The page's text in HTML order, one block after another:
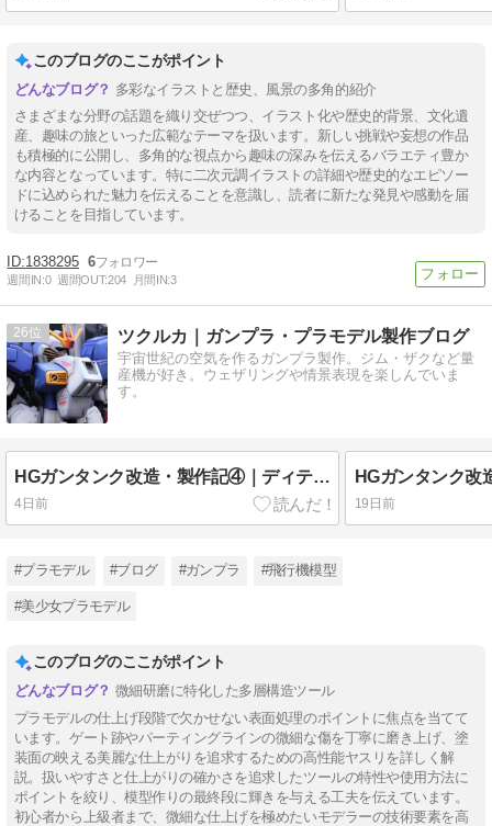
このブログのここがポイント
多彩なイラストと歴史、風景の多角的紹介
さまざまな分野の話題を織り交ぜつつ、イラスト化や歴史的背景、文化遺
産、趣味の旅といった広範なテーマを扱います。新しい挑戦や妄想の作品
も積極的に公開し、多角的な視点から趣味の深みを伝えるバラエティ豊か
な内容となっています。特に二次元調イラストの詳細や歴史的なエピソー
ドに込められた魅力を伝えることを意識し、読者に新たな発見や感動を届
けることを目指しています。
1838295 6
週間IN:0 週間OUT:204 月間IN:3
26 ツクルカ｜ガンプラ・プラモデル製作ブログ
宇宙世紀の空気を作るガンプラ製作。ジム・ザクなど量
産機が好き。ウェザリングや情景表現を楽しんでいま
す。
HGガンタンク改造・製作記④｜ディテールアップとスジボリ加工
4日前 19日前
#プラモデル #ブログ #ガンプラ #飛行機模型
#美少女プラモデル
このブログのここがポイント
微細研磨に特化した多層構造ツール
プラモデルの仕上げ段階で欠かせない表面処理のポイントに焦点を当てて
います。ゲート跡やパーティングラインの微細な傷を丁寧に磨き上げ、塗
装面の映える美麗な仕上がりを追求するための高性能ヤスリを詳しく解
説。扱いやすさと仕上がりの確かさを追求したツールの特性や使用方法に
ポイントを絞り、模型作りの最終段に輝きを与える工夫を伝えています。
初心者から上級者まで、微細な仕上げを極めたいモデラーの技術要素を高